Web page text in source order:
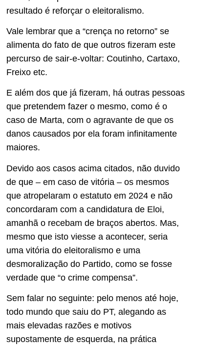
resultado é reforçar o eleitoralismo.
Vale lembrar que a “crença no retorno” se
alimenta do fato de que outros fizeram este
percurso de sair-e-voltar: Coutinho, Cartaxo,
Freixo etc.
E além dos que já fizeram, há outras pessoas
que pretendem fazer o mesmo, como é o
caso de Marta, com o agravante de que os
danos causados por ela foram infinitamente
maiores.
Devido aos casos acima citados, não duvido
de que – em caso de vitória – os mesmos
que atropelaram o estatuto em 2024 e não
concordaram com a candidatura de Eloi,
amanhã o recebam de braços abertos. Mas,
mesmo que isto viesse a acontecer, seria
uma vitória do eleitoralismo e uma
desmoralização do Partido, como se fosse
verdade que “o crime compensa”.
Sem falar no seguinte: pelo menos até hoje,
todo mundo que saiu do PT, alegando as
mais elevadas razões e motivos
supostamente de esquerda, na prática